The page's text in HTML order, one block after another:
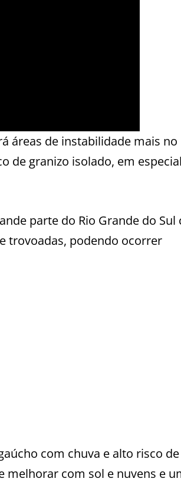
áreas de instabilidade mais no
de granizo isolado, em
parte do Rio Grande do Sul
trovoadas, podendo ocorrer
com chuva e alto risco de
melhorar com sol e nuvens e